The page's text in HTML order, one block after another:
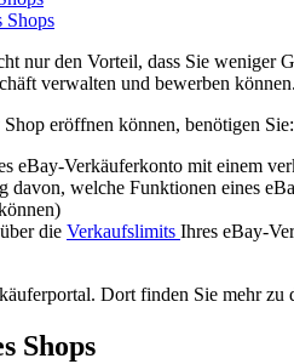
Shops
nur den Vorteil, dass Sie weniger
verwalten und bewerben können.
eröffnen können, benötigen Sie:
eBay-Verkäuferkonto mit einem
davon, welche Funktionen eines
die Verkaufslimits Ihres eBay-
Dort finden Sie mehr zu
Shops